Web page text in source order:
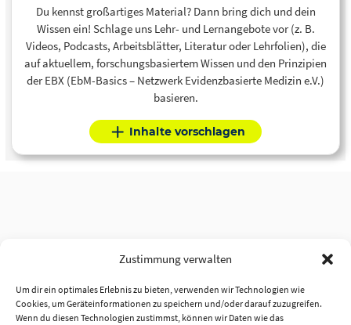
Zustimmung verwalten
Um dir ein optimales Erlebnis zu bieten, verwenden wir Technologien wie
Cookies, um Geräteinformationen zu speichern und/oder darauf zuzugreifen.
Wenn du diesen Technologien zustimmst, können wir Daten wie das
Du kennst großartiges Material? Dann bring dich und dein
Wissen ein! Schlage uns Lehr- und Lernangebote vor (z. B.
Videos, Podcasts, Arbeitsblätter, Literatur oder Lehrfolien), die
auf aktuellem, forschungsbasiertem Wissen und den Prinzipien
der EBX (EbM-Basics – Netzwerk Evidenzbasierte Medizin e.V.)
basieren.
Inhalte vorschlagen